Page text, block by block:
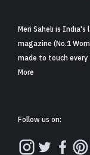
Meri Saheli is
magazine (No.1
made to touch
More
Follow us on: